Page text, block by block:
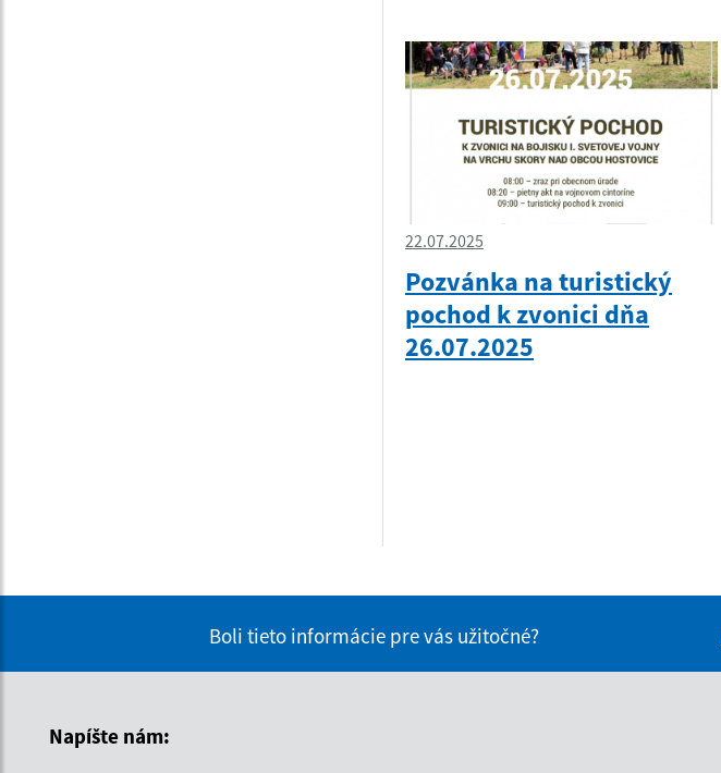
22.07.2025
Pozvánka na turistický
pochod k zvonici dňa
26.07.2025
Boli tieto informácie pre vás užitočné?
Napíšte nám: